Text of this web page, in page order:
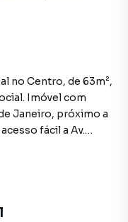
no Centro, de 63m²,
Imóvel com
Janeiro, próximo a
fácil a Av.
portaria em
Quality